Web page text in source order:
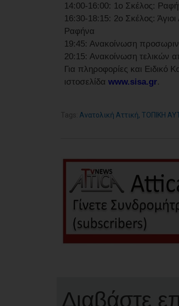
14:00-16:00: 1o Σκέλος:
16:30-18:15: 2o Σκέλος:
Ραφήνα
19:45: Ανακοίνωση
20:15: Ανακοίνωση τελικών
Για πληροφορίες και Ειδικό
ιστοσελίδα www.sisa.gr.
Tags: Ανατολική Αττική, ΤΟΠΙΚΗ
Διαβάστε